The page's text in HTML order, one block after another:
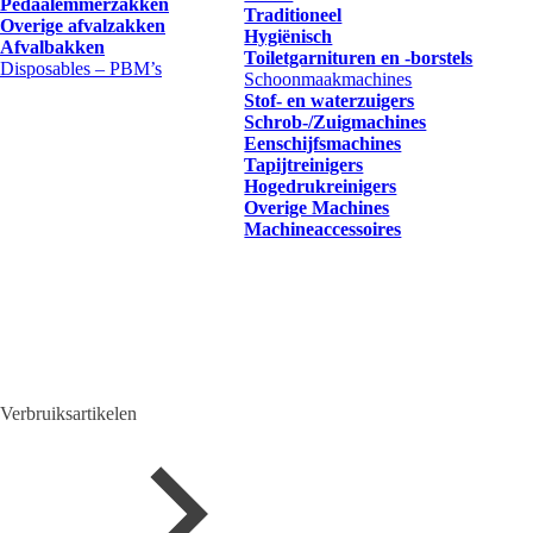
Pedaalemmerzakken
Overige afvalzakken
Afvalbakken
Disposables – PBM’s
Traditioneel
Hygiënisch
Toiletgarnituren en -borstels
Schoonmaakmachines
Stof- en waterzuigers
Schrob-/Zuigmachines
Eenschijfsmachines
Tapijtreinigers
Hogedrukreinigers
Overige Machines
Machineaccessoires
Verbruiksartikelen